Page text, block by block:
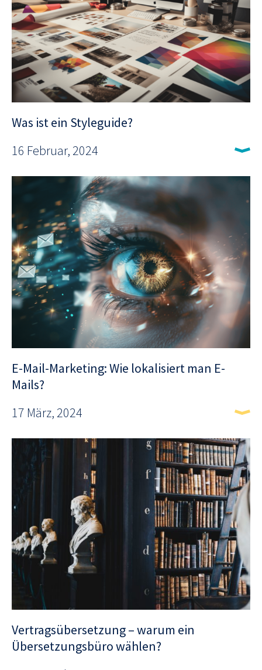
Was ist ein Styleguide?
16 Februar, 2024
E-Mail-Marketing: Wie lokalisiert man E-
Mails?
17 März, 2024
Vertragsübersetzung – warum ein
Übersetzungsbüro wählen?